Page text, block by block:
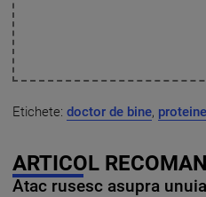
Etichete: doctor de bine, proteine
ARTICOL
Atac rusesc asupra